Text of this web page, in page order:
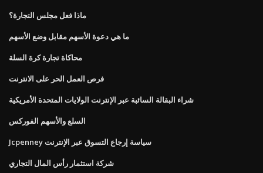
ماذا فعل مجلس التجارة؟
ما هي دعوة الأسهم مقابل وضع الأسهم
محاكاة تجارة كرة السلة
فرص العمل الحر على الانترنت
شراء البقالة السائبة عبر الإنترنت الولايات المتحدة الأمريكية
السلع والأسهم الفوركس
Jcpenney سياسة إرجاع التسوق عبر الإنترنت
شركة استثمار رأس المال التجاري